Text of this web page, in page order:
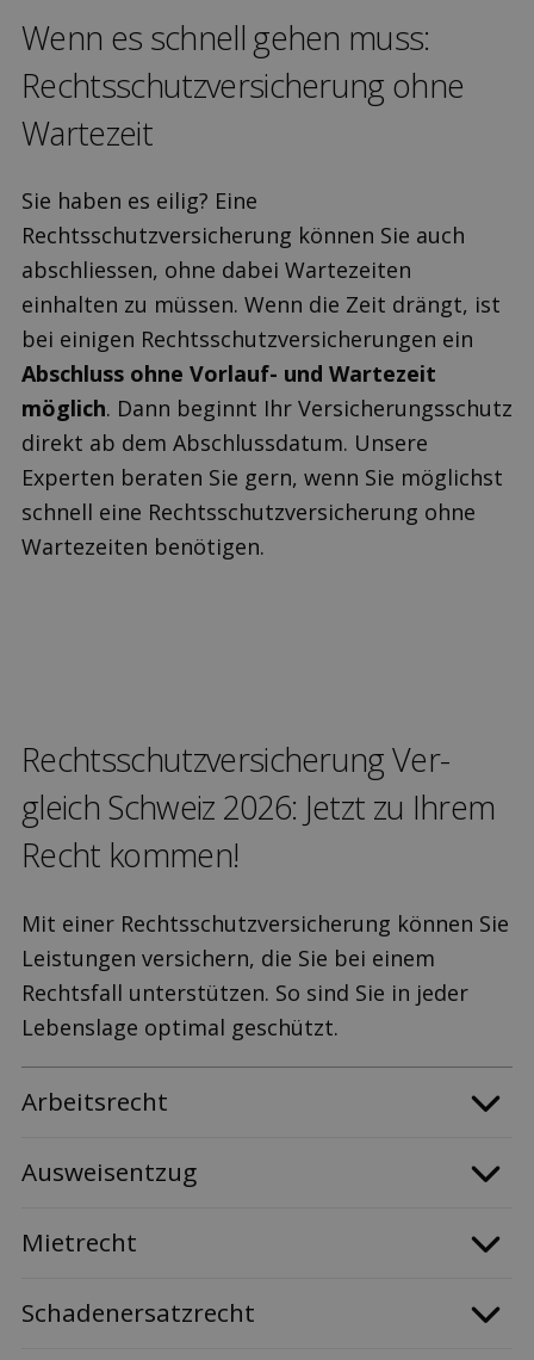
Wenn es schnell gehen muss:
Rechts­schutz­versicherung ohne
Warte­zeit
Sie haben es eilig? Eine
Rechtsschutzversicherung können Sie auch
abschliessen, ohne dabei Wartezeiten
einhalten zu müssen. Wenn die Zeit drängt, ist
bei einigen Rechtsschutzversicherungen ein
Abschluss ohne Vorlauf- und Wartezeit
möglich. Dann beginnt Ihr Versicherungsschutz
direkt ab dem Abschlussdatum. Unsere
Experten beraten Sie gern, wenn Sie möglichst
schnell eine Rechtsschutzversicherung ohne
Wartezeiten benötigen.
Rechts­schutz­versicherung Ver­
gleich Schweiz 2026: Jetzt zu Ihrem
Recht kommen!
Mit einer Rechtsschutzversicherung können Sie
Leistungen versichern, die Sie bei einem
Rechtsfall unterstützen. So sind Sie in jeder
Lebenslage optimal geschützt.
Arbeitsrecht
Ausweisentzug
Mietrecht
Schadenersatzrecht